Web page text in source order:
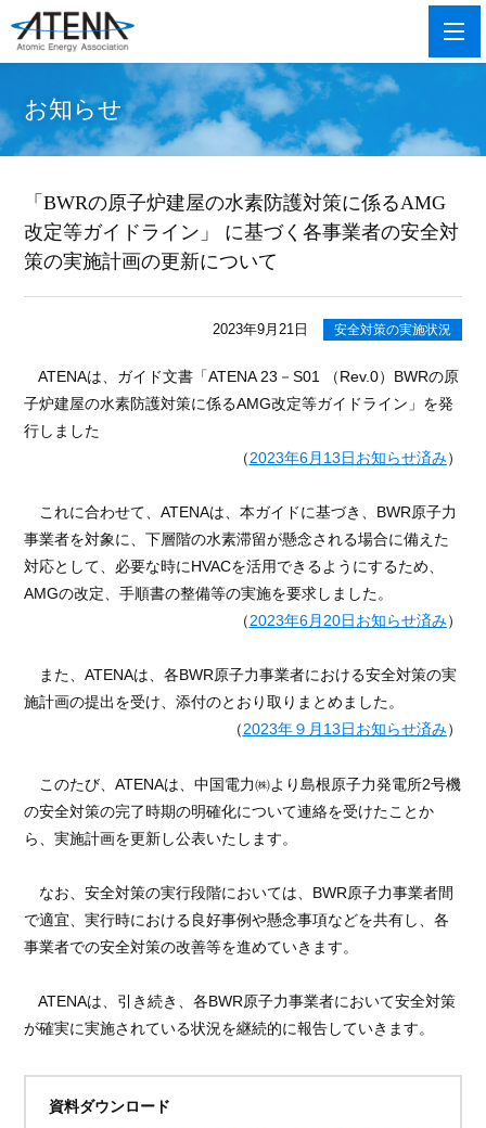
お知らせ
「BWRの原子炉建屋の水素防護対策に係るAMG
改定等ガイドライン」 に基づく各事業者の安全対
策の実施計画の更新について
2023年9月21日 安全対策の実施状況
ATENAは、ガイド文書「ATENA 23 －S01 （Rev.0）BWRの原
子炉建屋の水素防護対策に係るAMG改定等ガイドライン」を発
行しました
（2023年6月 13日お知らせ済み）
これに合わせて、ATENAは、本ガイドに基づき、 BWR原子力
事業者を対象に、下層階の水素滞留が懸念される場合に備えた
対応として、必要な時にHVACを活用できるようにするため、
AMGの改定、手順書の整備等の実施を要求しました。
（2023年6月 20日お知らせ済み）
また、ATENAは、各BWR原子力事業者における安全対策の実
施計画の提出を受け、添付のとおり取りまとめました。
（2023年９月 13日お知らせ済み）
このたび、ATENAは、中国電力㈱より島根原子力発電所2号機
の安全対策の完了時期の明確化について連絡を受けたことか
ら、実施計画を更新し公表いたします。
なお、安全対策の実行段階においては、 BWR原子力事業者間
で適宜、実行時における良好事例や懸念事項などを共有し、各
事業者での安全対策の改善等を進めていきます。
ATENAは、引き続き、各BWR原子力事業者において安全対策
が確実に実施されている状況を継続的に報告していきます。
資料ダウンロード